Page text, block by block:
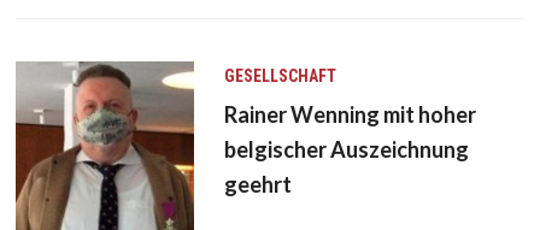
GESELLSCHAFT
Rainer Wenning mit hoher
belgischer Auszeichnung
geehrt